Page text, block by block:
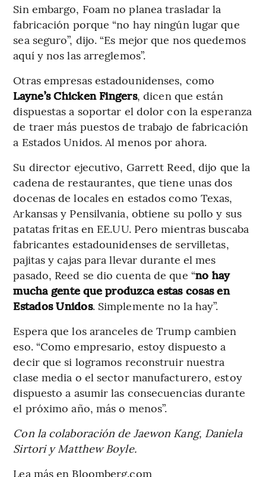
Sin embargo, Foam no planea trasladar la
fabricación porque “no hay ningún lugar que
sea seguro”, dijo. “Es mejor que nos quedemos
aquí y nos las arreglemos”.
Otras empresas estadounidenses, como
Layne’s Chicken Fingers, dicen que están
dispuestas a soportar el dolor con la esperanza
de traer más puestos de trabajo de fabricación
a Estados Unidos. Al menos por ahora.
Su director ejecutivo, Garrett Reed, dijo que la
cadena de restaurantes, que tiene unas dos
docenas de locales en estados como Texas,
Arkansas y Pensilvania, obtiene su pollo y sus
patatas fritas en EE.UU. Pero mientras buscaba
fabricantes estadounidenses de servilletas,
pajitas y cajas para llevar durante el mes
pasado, Reed se dio cuenta de que “no hay
mucha gente que produzca estas cosas en
Estados Unidos. Simplemente no la hay”.
Espera que los aranceles de Trump cambien
eso. “Como empresario, estoy dispuesto a
decir que si logramos reconstruir nuestra
clase media o el sector manufacturero, estoy
dispuesto a asumir las consecuencias durante
el próximo año, más o menos”.
Con la colaboración de Jaewon Kang, Daniela
Sirtori y Matthew Boyle.
Lea más en Bloomberg.com